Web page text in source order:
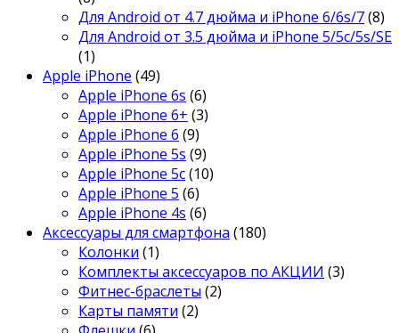
Для Android от 4.7 дюйма и iPhone 6/6s/7(8)
Для Android от 3.5 дюйма и iPhone 5/5c/5s/SE
(1)
Apple iPhone (49)
Apple iPhone 6s (6)
Apple iPhone 6+ (3)
Apple iPhone 6 (9)
Apple iPhone 5s (9)
Apple iPhone 5c(10)
Apple iPhone 5 (6)
Apple iPhone 4s (6)
Аксессуары для смартфона (180)
Колонки (1)
Комплекты аксессуаров по АКЦИИ (3)
Фитнес-браслеты (2)
Карты памяти (2)